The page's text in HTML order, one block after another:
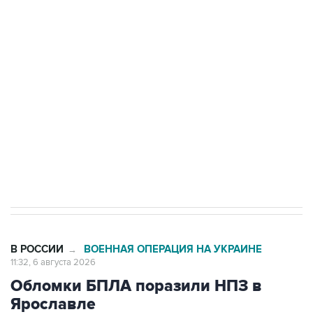
В РОССИИ → ВОЕННАЯ ОПЕРАЦИЯ НА УКРАИНЕ
11:32, 6 августа 2026
Обломки БПЛА поразили НПЗ в
Ярославле